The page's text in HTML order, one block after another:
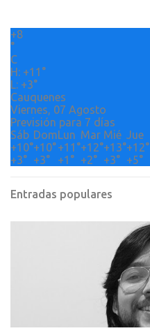
i
s
+8
°
C
H: +11°
L: +3°
Cauquenes
Viernes, 07 Agosto
Previsión para 7 días
Sáb DomLun Mar Mié Jue
+10°+10°+11°+12°+13°+12°
+3° +3° +1° +2° +3° +5°
Entradas populares